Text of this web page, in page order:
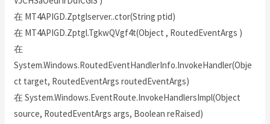
在 MT4APIGD.Zptglserver..ctor(String ptid)
在 MT4APIGD.Zptgl.TgkwQVgf4t(Object , RoutedEventArgs )
在
System.Windows.RoutedEventHandlerInfo.InvokeHandler(Obje
ct target, RoutedEventArgs routedEventArgs)
在 System.Windows.EventRoute.InvokeHandlersImpl(Object
source, RoutedEventArgs args, Boolean reRaised)